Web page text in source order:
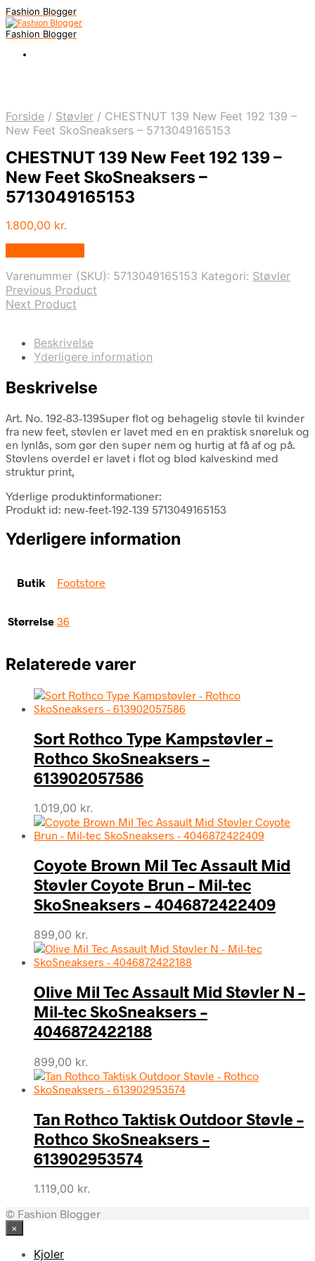
Fashion Blogger
Fashion Blogger
Forside / Støvler / CHESTNUT 139 New Feet 192 139 –
New Feet SkoSneaksers – 5713049165153
CHESTNUT 139 New Feet 192 139 –
New Feet SkoSneaksers –
5713049165153
1.800,00 kr.
Varenummer (SKU): 5713049165153 Kategori: Støvler
Previous Product
Next Product
Beskrivelse
Yderligere information
Beskrivelse
Art. No. 192-83-139Super flot og behagelig støvle til kvinder
fra new feet, støvlen er lavet med en en praktisk snøreluk og
en lynlås, som gør den super nem og hurtig at få af og på.
Støvlens overdel er lavet i flot og blød kalveskind med
struktur print,
Yderlige produktinformationer:
Produkt id: new-feet-192-139 5713049165153
Yderligere information
Butik Footstore
Størrelse 36
Relaterede varer
Sort Rothco Type Kampstøvler –
Rothco SkoSneaksers –
613902057586
1.019,00 kr.
Coyote Brown Mil Tec Assault Mid
Støvler Coyote Brun – Mil-tec
SkoSneaksers – 4046872422409
899,00 kr.
Olive Mil Tec Assault Mid Støvler N –
Mil-tec SkoSneaksers –
4046872422188
899,00 kr.
Tan Rothco Taktisk Outdoor Støvle –
Rothco SkoSneaksers –
613902953574
1.119,00 kr.
© Fashion Blogger
×
Kjoler